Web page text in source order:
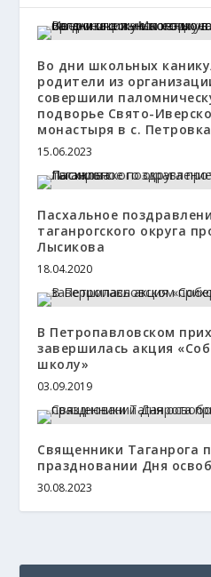
Во дни школьных
родители из
совершили
подворье Свято-
монастыря в с. Петровка
15.06.2023
Пасхальное
таганрогского округа
Лысикова
18.04.2020
В Петропавловском
завершилась акция
школу»
03.09.2019
Священники Таганрога
праздновании Дня
30.08.2023